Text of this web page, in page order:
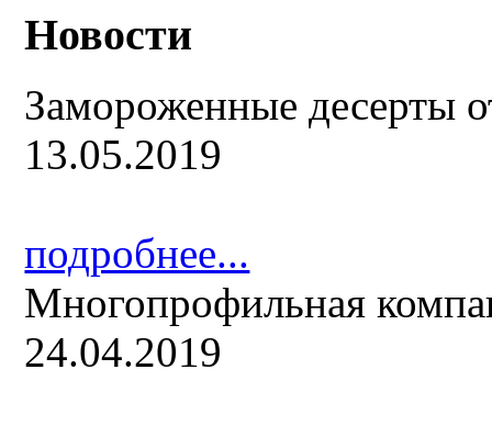
Новости
Замороженные десерты
13.05.2019
подробнее...
Многопрофильная
24.04.2019